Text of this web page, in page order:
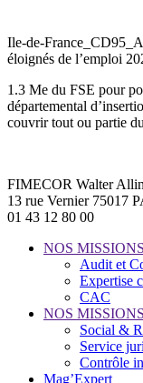
Ile-de-
éloignés de l’emploi
1.3 Me du FSE pour
départemental
couvrir tout ou partie
FIMECOR Walter
13 rue Vernier 75017
01 43 12 80 00
NOS MISSIONS
Audit et
Expertise
CAC
NOS MISSIONS
Social &
Service
Contrôle
Mag’Expert